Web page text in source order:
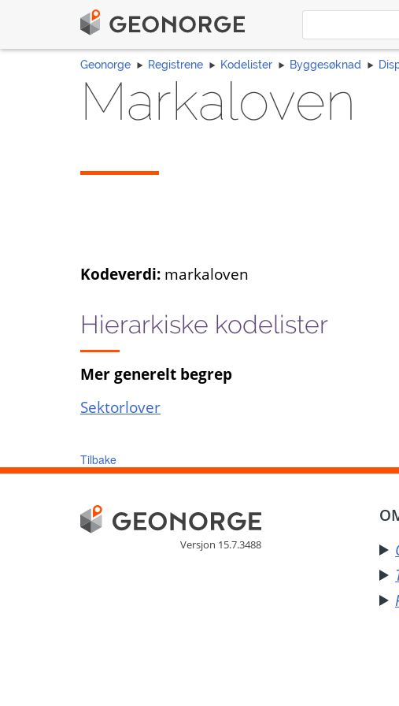
Geonorge Registrene Kodelister Byggesøknad
Markaloven
Kodeverdi: markaloven
Hierarkiske kodelister
Mer generelt begrep
Sektorlover
Tilbake